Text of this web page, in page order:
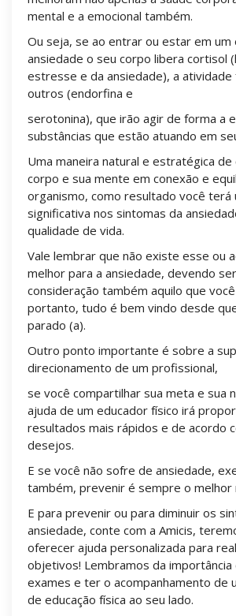
mental e a emocional também.
Ou seja, se ao entrar ou estar em um
ansiedade o seu corpo libera cortisol
estresse e da ansiedade), a atividade
outros (endorfina e
serotonina), que irão agir de forma a
substâncias que estão atuando em
Uma maneira natural e estratégica de
corpo e sua mente em conexão e
organismo, como resultado você terá
significativa nos sintomas da
qualidade de vida.
Vale lembrar que não existe esse ou
melhor para a ansiedade, devendo
consideração também aquilo que
portanto, tudo é bem vindo desde
parado (a).
Outro ponto importante é sobre a
direcionamento de um profissional,
se você compartilhar sua meta e sua
ajuda de um educador físico irá
resultados mais rápidos e de acordo
desejos.
E se você não sofre de ansiedade,
também, prevenir é sempre o melhor
E para prevenir ou para diminuir os
ansiedade, conte com a Amicis,
oferecer ajuda personalizada para
objetivos! Lembramos da importância
exames e ter o acompanhamento de
de educação física ao seu lado.